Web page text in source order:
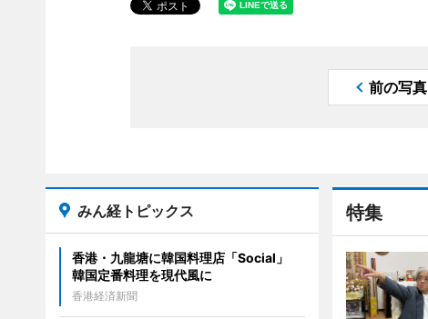
前の写真
特集
みん経トピックス
香港・九龍塘に韓国料理店「Social」
韓国定番料理を現代風に
香港経済新聞